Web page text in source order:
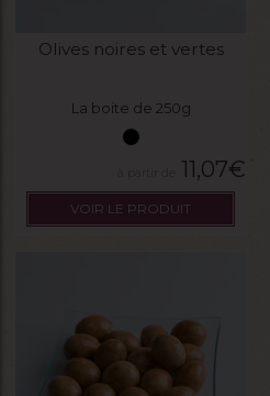
Olives noires et vertes
La boite de 250g
11,07€
VOIR LE PRODUIT